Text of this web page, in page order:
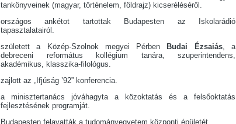
tankönyveinek (magyar, történelem, földrajz) kicseréléséről.
országos ankétot tartottak Budapesten az Iskolarádió
tapasztalatairól.
született a Közép-Szolnok megyei Pérben Budai Ézsaiás, a
debreceni református kollégium tanára, szuperintendens,
akadémikus, klasszika-filológus.
zajlott az „Ifjúság ’92” konferencia.
a minisztertanács jóváhagyta a közoktatás és a felsőoktatás
fejlesztésének programját.
Budapesten felavatták a tudományegyetem központi épületét.